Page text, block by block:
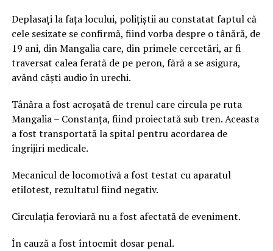
Deplasați la fața locului, polițiștii au constatat faptul că
cele sesizate se confirmă, fiind vorba despre o tânără, de
19 ani, din Mangalia care, din primele cercetări, ar fi
traversat calea ferată de pe peron, fără a se asigura,
având căști audio în urechi.
Tânăra a fost acroșată de trenul care circula pe ruta
Mangalia – Constanța, fiind proiectată sub tren. Aceasta
a fost transportată la spital pentru acordarea de
îngrijiri medicale.
Mecanicul de locomotivă a fost testat cu aparatul
etilotest, rezultatul fiind negativ.
Circulația feroviară nu a fost afectată de eveniment.
În cauză a fost întocmit dosar penal.